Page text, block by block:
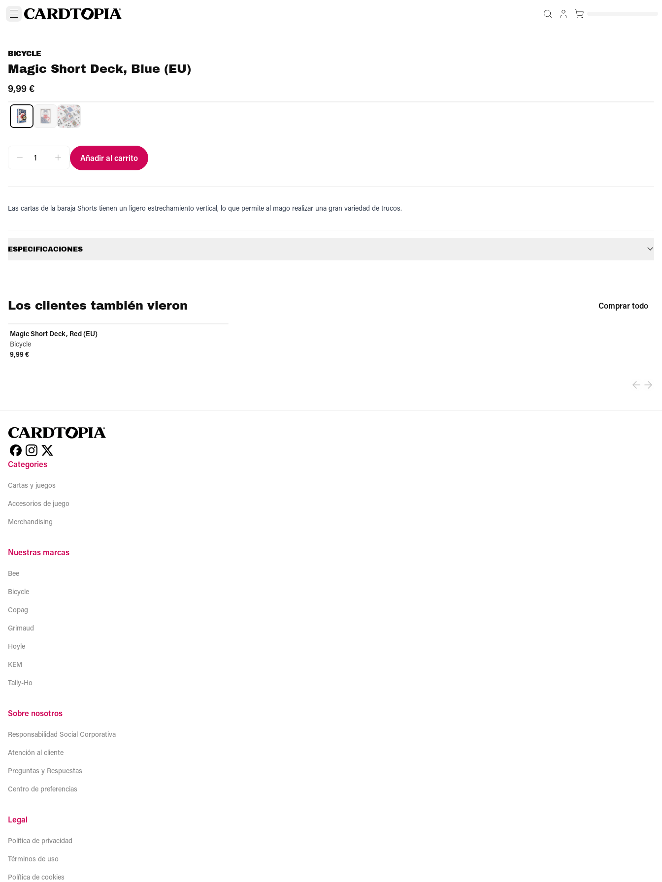
BICYCLE
Magic Short Deck, Blue (EU)
9,99 €
Añadir al carrito
Las cartas de la baraja Shorts tienen un ligero estrechamiento vertical, lo que permite al mago realizar una gran variedad de trucos.
ESPECIFICACIONES
Los clientes también vieron Comprar todo
Magic Short Deck, Red (EU)
Bicycle
9,99 €
Categories
Cartas y juegos
Accesorios de juego
Merchandising
Nuestras marcas
Bee
Bicycle
Copag
Grimaud
Hoyle
KEM
Tally-Ho
Sobre nosotros
Responsabilidad Social Corporativa
Atención al cliente
Preguntas y Respuestas
Centro de preferencias
Legal
Política de privacidad
Términos de uso
Política de cookies